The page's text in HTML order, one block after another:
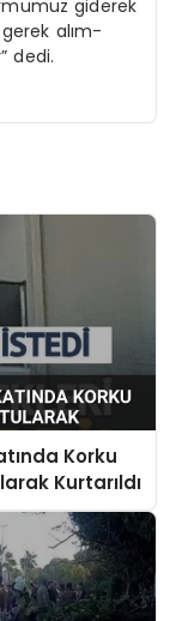
giderek
alım-
dedi.
Korku
Kurtarıldı